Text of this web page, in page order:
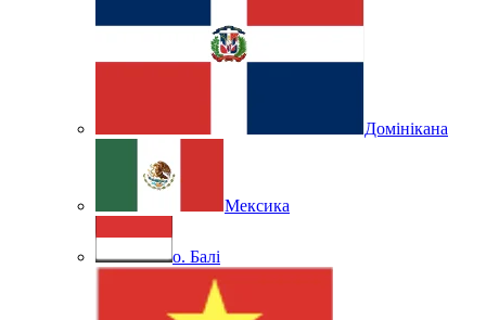
Домінікана
Мексика
о. Балі